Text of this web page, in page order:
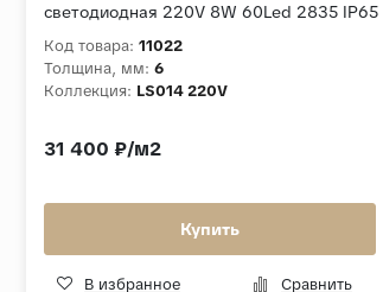
светодиодная 220V 8W 60Led 2835 IP65
холодный белый, 50 м
Код товара: 11022
Толщина, мм: 6
Коллекция: LS014 220V
31 400 ₽/м2
Купить
В избранное Сравнить